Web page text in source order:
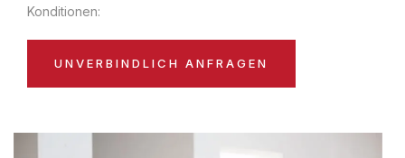
Konditionen:
UNVERBINDLICH ANFRAGEN